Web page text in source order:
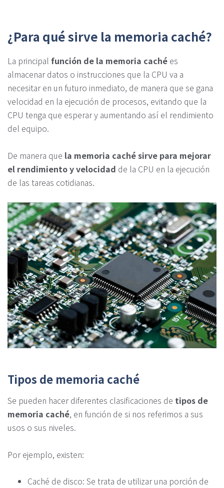
¿Para qué sirve la memoria caché?
La principal función de la memoria caché es
almacenar datos o instrucciones que la CPU va a
necesitar en un futuro inmediato, de manera que se gana
velocidad en la ejecución de procesos, evitando que la
CPU tenga que esperar y aumentando así el rendimiento
del equipo.
De manera que la memoria caché sirve para mejorar
el rendimiento y velocidad de la CPU en la ejecución
de las tareas cotidianas.
Tipos de memoria caché
Se pueden hacer diferentes clasificaciones de tipos de
memoria caché, en función de si nos referimos a sus
usos o sus niveles.
Por ejemplo, existen:
Caché de disco: Se trata de utilizar una porción de